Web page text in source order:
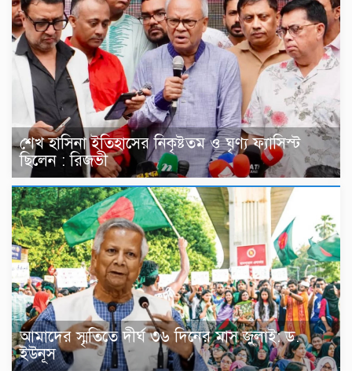
শেখ হাসিনা ইতিহাসের নিকৃষ্টতম ও ঘৃণ্য ফ্যাসিস্ট
ছিলেন : রিজভী
আমাদের স্মৃতিতে দীর্ঘ ৩৬ দিনের মাস জুলাই: ড.
ইউনূস